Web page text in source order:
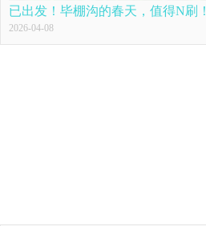
已出发！毕棚沟的春天，值得N刷！
2026-04-08